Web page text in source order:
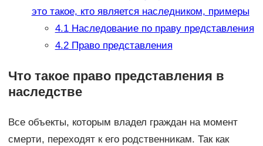
это такое, кто является наследником, примеры
4.1Наследование по праву представления
4.2Право представления
Что такое право представления в
наследстве
Все объекты, которым владел граждан на момент
смерти, переходят к его родственникам. Так как